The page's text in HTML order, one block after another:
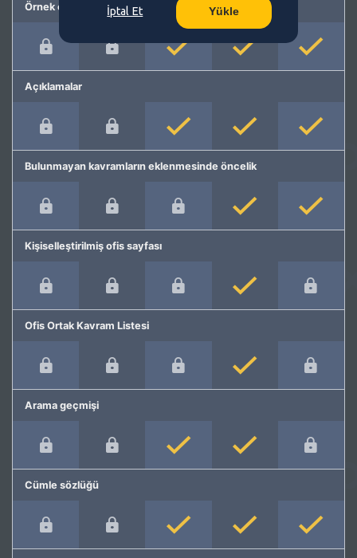
Örnek cümleler
Açıklamalar
Bulunmayan kavramların eklenmesinde öncelik
Kişiselleştirilmiş ofis sayfası
Ofis Ortak Kavram Listesi
Arama geçmişi
Cümle sözlüğü
İptal Et Yükle